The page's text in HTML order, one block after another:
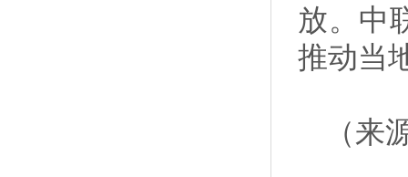
放。中
推动当
（来